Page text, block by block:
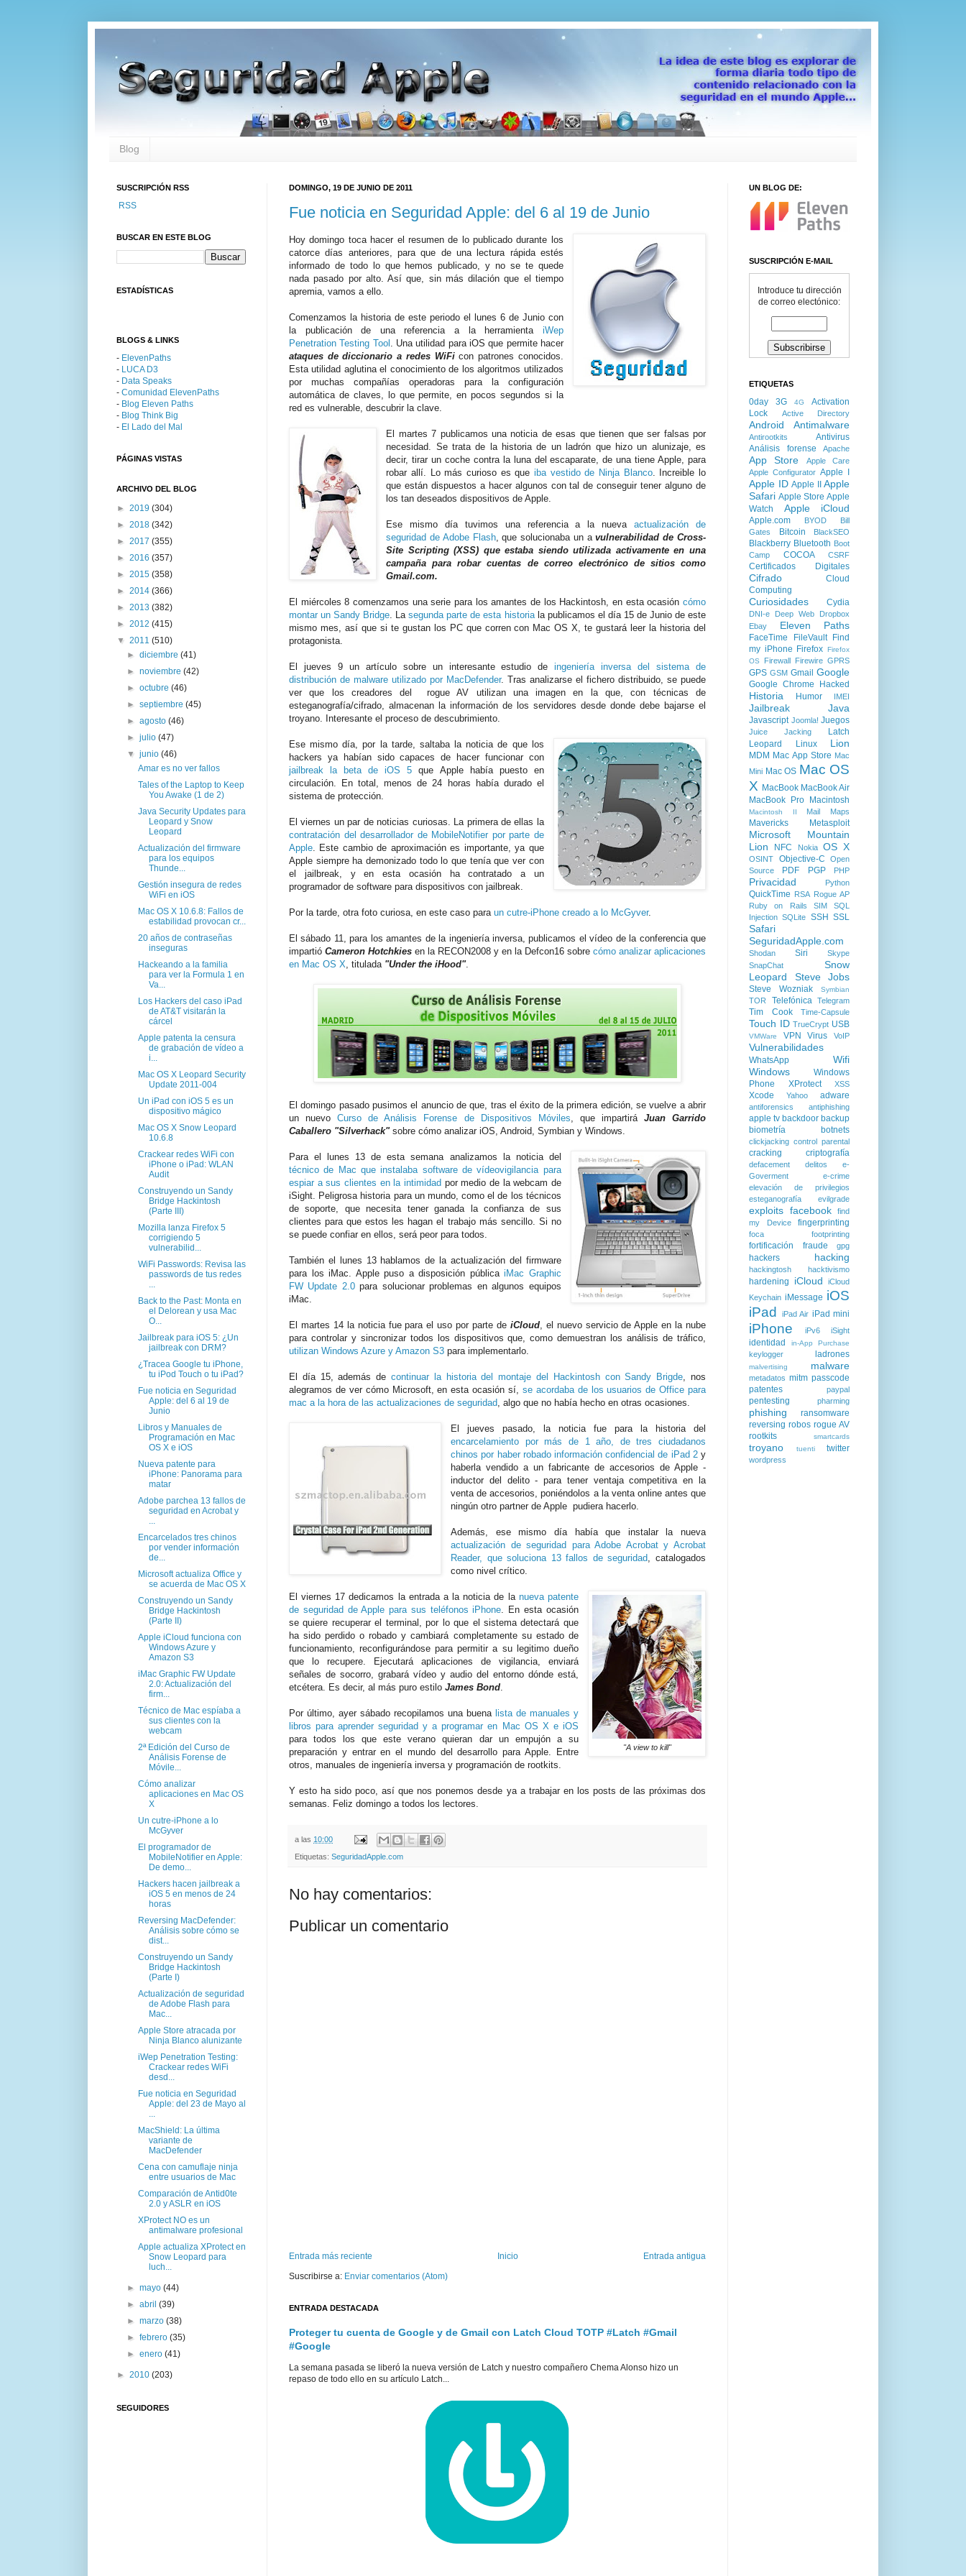
Blog
DOMINGO, 19 DE JUNIO DE 2011
Fue noticia en Seguridad Apple: del 6 al 19 de Junio
Hoy domingo toca hacer el resumen de lo publicado durante los
catorce días anteriores, para que de una lectura rápida estés
informado de todo lo que hemos publicado, y no se te quede
nada pasado por alto. Así que, sin más dilación que el tiempo
apremia, vamos a ello.
Comenzamos la historia de este periodo el lunes 6 de Junio con
la publicación de una referencia a la herramienta iWep
Penetration Testing Tool . Una utilidad para iOS que permite hacer
ataques de diccionario a redes WiFicon patrones conocidos.
Esta utilidad aglutina el conocimiento de los algoritmos utilizados
por muchas compañías operadoras para la configuración
automática de claves, lo que permite, en pocos segundos si la
red es vulnerable, descubrir la clave.
El martes 7 publicamos una noticia de esas que tienen que ser falsas por
necesidad. Se trata de la historia de un ladrón que hizo un alunizaje, es
decir, tirar un coche contra la luna del escaparate, de una tiene Apple, para
robar allí. Lo más curioso es que iba vestido de Ninja Blanco. Increible lo
que están dispuestos a hacer algunos con tal de conseguir tener alguno de
los tan deseados dispositivos de Apple.
Ese mismo día tuvimos una referencia a la nuevaactualización de
seguridad de Adobe Flash, que solucionaba un avulnerabilidad de Cross-
Site Scripting (XSS) que estaba siendo utilizada activamente en una
campaña para robar cuentas de correo electrónico de sitios como
Gmail.com.
El miércoles 8 comenzamos una serie para los amantes de los Hackintosh, en esta ocasión cómo
montar un Sandy Bridge. Lasegunda parte de esta historiala publicamos el día 15 de Junio de este
mismo mes, así que si te gustan los PC que corren con Mac OS X, te gustará leer la historia del
protagonista.
El jueves 9 un artículo sobre un interesante estudio deingeniería inversa del sistema de
distribución de malware utilizado por MacDefender. Tras analizarse el fichero distribuido, se puede
ver que los creadores del rogue AV utilizan una imagen en la que, con técnicas de
esteganografía/cifrado, almacenan la información de los servidores desde donde debe bajarse el
troyano. Interesante el proceso de descubrimiento.
Ese mismo día, por la tarde, saltaba la noticia de que los
hackers ya habían sido capaces de hacer funcionar con
jailbreak la beta de iOS 5 que Apple había puesto en
circulación. En total, menos de 24 horas había durado el
sistema de protección.
El viernes un par de noticias curiosas. La primera de ellas la
contratación del desarrollador de MobileNotifier por parte de
Apple. Este cambio de aproximación es importante, ya que
Apple siempre ha demonizado todo lo que tenía que ver con
el jailbreak, y en esta ocasión ha contratado a un
programador de software para dispositivos con jailbreak.
Por la tarde, otra foto curiosa, en este caso para un cutre-iPhone creado a lo McGyver.
El sábado 11, para los amantes de la ingeniería inversa, publicamos el vídeo de la conferencia que
impartió Cameron Hotchkies en la RECON2008 y en la Defcon16 sobre cómo analizar aplicaciones
en Mac OS X, titulada "Under the iHood".
El domingo pasado pusimos el anuncio de que, tras el éxito de la primera edición, se vuelve a abrir
un nuevoCurso de Análisis Forense de Dispositivos Móviles, que impartirá Juan Garrido
Caballero "Silverhack"sobre cómo analizar iOS, Android, Symbian y Windows.
Para el lunes 13 de esta semana analizamos la noticia del
técnico de Mac que instalaba software de vídeovigilancia para
espiar a sus clientes en la intimidad por medio de la webcam de
iSight. Peligrosa historia para un mundo, como el de los técnicos
de soporte, que necesita tener ganada la confianza de sus
clientes para que estos les hagan el trabajo más sencillo. Si no
se puede confiar en ellos, será peor para todos.
También el lunes 13 hablamos de la actualización del firmware
para los iMac. Apple puso a disposición públicaiMac Graphic
FW Update 2.0para solucionar problemas en algunos equipos
iMac.
El martes 14 la noticia fue para el uso por parte de iCloud, el nuevo servicio de Apple en la nube
para controlar y sincronizar todos los dispositivos que, como demuestran los análisis de tráfico,
utilizan Windows Azure y Amazon S3 para implementarlo.
El día 15, además de continuar la historia del montaje del Hackintosh con Sandy Brigde, nos
alegramos de ver cómo Microsoft, en esta ocasión sí, se acordaba de los usuarios de Office para
mac a la hora de las actualizaciones de seguridad, algo que no había hecho en otras ocasiones.
El jueves pasado, la noticia fue para la historia del
encarcelamiento por más de 1 año, de tres ciudadanos
chinos por haber robado información confidencial de iPad 2y
haberla vendido a un fabricante de accesorios de Apple -
inductor del delito - para tener ventaja competitiva en la
venta de accesorios, poniéndolos a la venta online antes que
ningún otro partner de Apple pudiera hacerlo.
Además, ese mismo día había que instalar la nueva
actualización de seguridad para Adobe Acrobat y Acrobat
Reader, que soluciona 13 fallos de seguridad, catalogados
como nivel crítico.
"A view to kill"
El viernes 17 dedicamos la entrada a la noticia de la nueva patente
de seguridad de Apple para sus teléfonos iPhone. En esta ocasión
se quiere recuperar el terminal, por lo que el sistema detectará que
ha sido perdido o robado y cambiará completamente su estado de
funcionamiento, reconfigurándose para permitir a su legitimo dueño
que lo recupere. Ejecutará aplicaciones de vigilancia, enviará
señales de socorro, grabará vídeo y audio del entorno dónde está,
etcétera. Es decir, al más puro estilo James Bond.
Por último, ayer sábado recopilamos una buena lista de manuales y
libros para aprender seguridad y a programar en Mac OS X e iOS
para todos los que este verano quieran dar un empujón a su
preparación y entrar en el mundo del desarrollo para Apple. Entre
otros, manuales de ingeniería inversa y programación de rootkits.
Y esto ha sido poco, así que nos ponemos desde ya a trabajar en los posts de las próximas dos
semanas. Feliz domingo a todos los lectores.
a las 10:00
Etiquetas: SeguridadApple.com
No hay comentarios:
Publicar un comentario
Entrada más reciente Entrada antigua
Inicio
Suscribirse a: Enviar comentarios (Atom)
ENTRADA DESTACADA
Proteger tu cuenta de Google y de Gmail con Latch Cloud TOTP #Latch #Gmail
#Google
La semana pasada se liberó la nueva versión de Latch y nuestro compañero Chema Alonso hizo un
repaso de todo ello en su artículo Latch...
SUSCRIPCIÓN RSS
RSS
BUSCAR EN ESTE BLOG
ESTADÍSTICAS
BLOGS & LINKS
- ElevenPaths
- LUCA D3
- Data Speaks
- Comunidad ElevenPaths
- Blog Eleven Paths
- Blog Think Big
- El Lado del Mal
PÁGINAS VISTAS
ARCHIVO DEL BLOG
► 2019 (304)
► 2018 (342)
► 2017 (355)
► 2016 (357)
► 2015 (358)
► 2014 (366)
► 2013 (382)
► 2012 (415)
▼ 2011 (510)
►diciembre(41)
►noviembre(42)
►octubre(46)
►septiembre(45)
►agosto(46)
►julio(47)
▼junio(46)
Amar es no ver fallos
Tales of the Laptop to Keep
You Awake (1 de 2)
Java Security Updates para
Leopard y Snow
Leopard
Actualización del firmware
para los equipos
Thunde...
Gestión insegura de redes
WiFi en iOS
Mac OS X 10.6.8: Fallos de
estabilidad provocan cr...
20 años de contraseñas
inseguras
Hackeando a la familia
para ver la Formula 1 en
Va...
Los Hackers del caso iPad
de AT&T visitarán la
cárcel
Apple patenta la censura
de grabación de vídeo a
i...
Mac OS X Leopard Security
Update 2011-004
Un iPad con iOS 5 es un
dispositivo mágico
Mac OS X Snow Leopard
10.6.8
Crackear redes WiFi con
iPhone o iPad: WLAN
Audit
Construyendo un Sandy
Bridge Hackintosh
(Parte III)
Mozilla lanza Firefox 5
corrigiendo 5
vulnerabilid...
WiFi Passwords: Revisa las
passwords de tus redes
Back to the Past: Monta en
el Delorean y usa Mac
O...
Jailbreak para iOS 5: ¿Un
jailbreak con DRM?
¿Tracea Google tu iPhone,
tu iPod Touch o tu iPad?
Fue noticia en Seguridad
Apple: del 6 al 19 de
Junio
Libros y Manuales de
Programación en Mac
OS X e iOS
Nueva patente para
iPhone: Panorama para
matar
Adobe parchea 13 fallos de
seguridad en Acrobat y
Encarcelados tres chinos
por vender información
de...
Microsoft actualiza Office y
se acuerda de Mac OS X
Construyendo un Sandy
Bridge Hackintosh
(Parte II)
Apple iCloud funciona con
Windows Azure y
Amazon S3
iMac Graphic FW Update
2.0: Actualización del
firm...
Técnico de Mac espíaba a
sus clientes con la
webcam
2ª Edición del Curso de
Análisis Forense de
Móvile...
Cómo analizar
aplicaciones en Mac OS
X
Un cutre-iPhone a lo
McGyver
El programador de
MobileNotifier en Apple:
De demo...
Hackers hacen jailbreak a
iOS 5 en menos de 24
horas
Reversing MacDefender:
Análisis sobre cómo se
dist...
Construyendo un Sandy
Bridge Hackintosh
(Parte I)
Actualización de seguridad
de Adobe Flash para
Mac...
Apple Store atracada por
Ninja Blanco alunizante
iWep Penetration Testing:
Crackear redes WiFi
desd...
Fue noticia en Seguridad
Apple: del 23 de Mayo al
MacShield: La última
variante de
MacDefender
Cena con camuflaje ninja
entre usuarios de Mac
Comparación de Antid0te
2.0 y ASLR en iOS
XProtect NO es un
antimalware profesional
Apple actualiza XProtect en
Snow Leopard para
luch...
►mayo(44)
►abril(39)
►marzo(38)
►febrero(35)
►enero(41)
► 2010 (203)
SEGUIDORES
UN BLOG DE:
SUSCRIPCIÓN E-MAIL
Introduce tu dirección
de correo electónico:
ETIQUETAS
0day 3G 4G
Activation
Lock
Active Directory
Android Antimalware
Antirootkits
Antivirus
Análisis forense
Apache
App Store
Apple Care
Apple Configurator Apple I
Apple ID Apple II
Apple
Safari Apple Store Apple
Watch
Apple iCloud
Apple.com BYOD
Bill
Gates
Bitcoin BlackSEO
Blackberry Bluetooth Boot
Camp
COCOA CSRF
Certificados Digitales
Cifrado
Cloud
Computing
Curiosidades Cydia
DNI-e Deep Web
Dropbox
Ebay
Eleven Paths
FaceTime FileVault
Find
my iPhone Firefox Firefox
OS
Firewall Firewire GPRS
GPS GSM Gmail Google
Google Chrome Hacked
Historia Humor IMEI
Jailbreak Java
Javascript Joomla! Juegos
Juice Jacking
Latch
Leopard
Linux Lion
MDM Mac App Store Mac
Mini Mac OS Mac OS
X MacBook MacBook Air
MacBook Pro
Macintosh
Macintosh II Mail Maps
Mavericks Metasploit
Microsoft
Mountain
Lion
NFC Nokia OS X
OSINT Objective-C
Open
Source
PDF PGP PHP
Privacidad Python
QuickTime RSA Rogue AP
Ruby on Rails
SIM
SQL
Injection SQLite SSH SSL
Safari
SeguridadApple.com
Shodan Siri
Skype
SnapChat
Snow
Leopard
Steve Jobs
Steve Wozniak Symbian
TOR Telefónica Telegram
Tim Cook Time-Capsule
Touch ID TrueCrypt USB
VMWare VPN Virus VoIP
Vulnerabilidades
WhatsApp
Wifi
Windows
Windows
Phone
XProtect XSS
Xcode Yahoo adware
antiforensics antiphishing
apple tv backdoor backup
biometría
botnets
clickjacking control parental
cracking criptografía
defacement delitos
e-
Goverment
e-crime
elevación de privilegios
esteganografía
evilgrade
exploits facebook
find
my Device
fingerprinting
foca footprinting
fortificación fraude gpg
hackers hacking
hackingtosh hacktivismo
hardening iCloud
iCloud
Keychain iMessage iOS
iPad
iPad Air iPad mini
iPhone iPv6 iSight
identidad in-App Purchase
keylogger ladrones
malvertising malware
metadatos mitm passcode
patentes
paypal
pentesting pharming
phishing
ransomware
reversing robos rogue AV
rootkits
smartcards
troyano tuenti twitter
wordpress